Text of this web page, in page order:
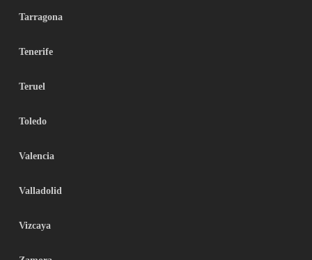
Tarragona
Tenerife
Teruel
Toledo
Valencia
Valladolid
Vizcaya